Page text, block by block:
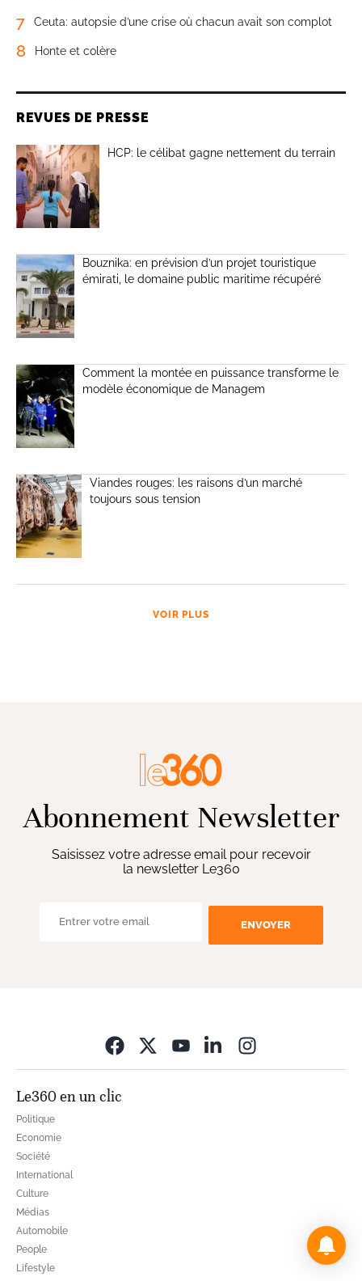
7 Ceuta: autopsie d’une crise où chacun avait son complot
8 Honte et colère
REVUES DE PRESSE
HCP: le célibat gagne nettement du terrain
Bouznika: en prévision d’un projet touristique
émirati, le domaine public maritime récupéré
Comment la montée en puissance transforme le
modèle économique de Managem
Viandes rouges: les raisons d’un marché
toujours sous tension
VOIR PLUS
Abonnement Newsletter
Saisissez votre adresse email pour recevoir
la newsletter Le360
ENVOYER
Le360 en un clic
Politique
Economie
Société
International
Culture
Médias
Automobile
People
Lifestyle